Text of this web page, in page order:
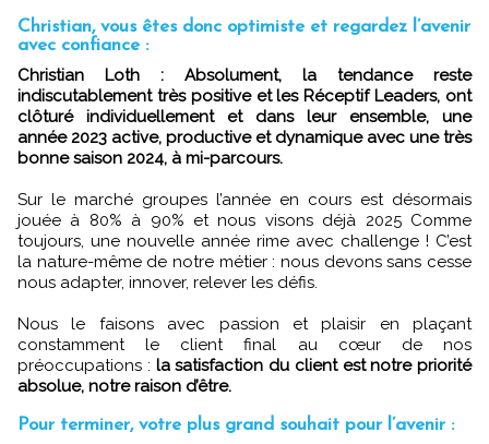
Christian, vous êtes donc optimiste et regardez l’avenir
avec confiance :
Christian Loth : Absolument, la tendance reste
indiscutablement très positive et les Réceptif Leaders, ont
clôturé individuellement et dans leur ensemble, une
année 2023 active, productive et dynamique avec une très
bonne saison 2024, à mi-parcours.
Sur le marché groupes l’année en cours est désormais
jouée à 80% à 90% et nous visons déjà 2025 Comme
toujours, une nouvelle année rime avec challenge ! C’est
la nature-même de notre métier : nous devons sans cesse
nous adapter, innover, relever les défis.
Nous le faisons avec passion et plaisir en plaçant
constamment le client final au cœur de nos
préoccupations : la satisfaction du client est notre priorité
absolue, notre raison d’être.
Pour terminer, votre plus grand souhait pour l’avenir :